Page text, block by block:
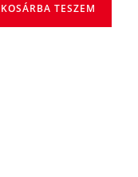
KOSÁRBA TESZEM